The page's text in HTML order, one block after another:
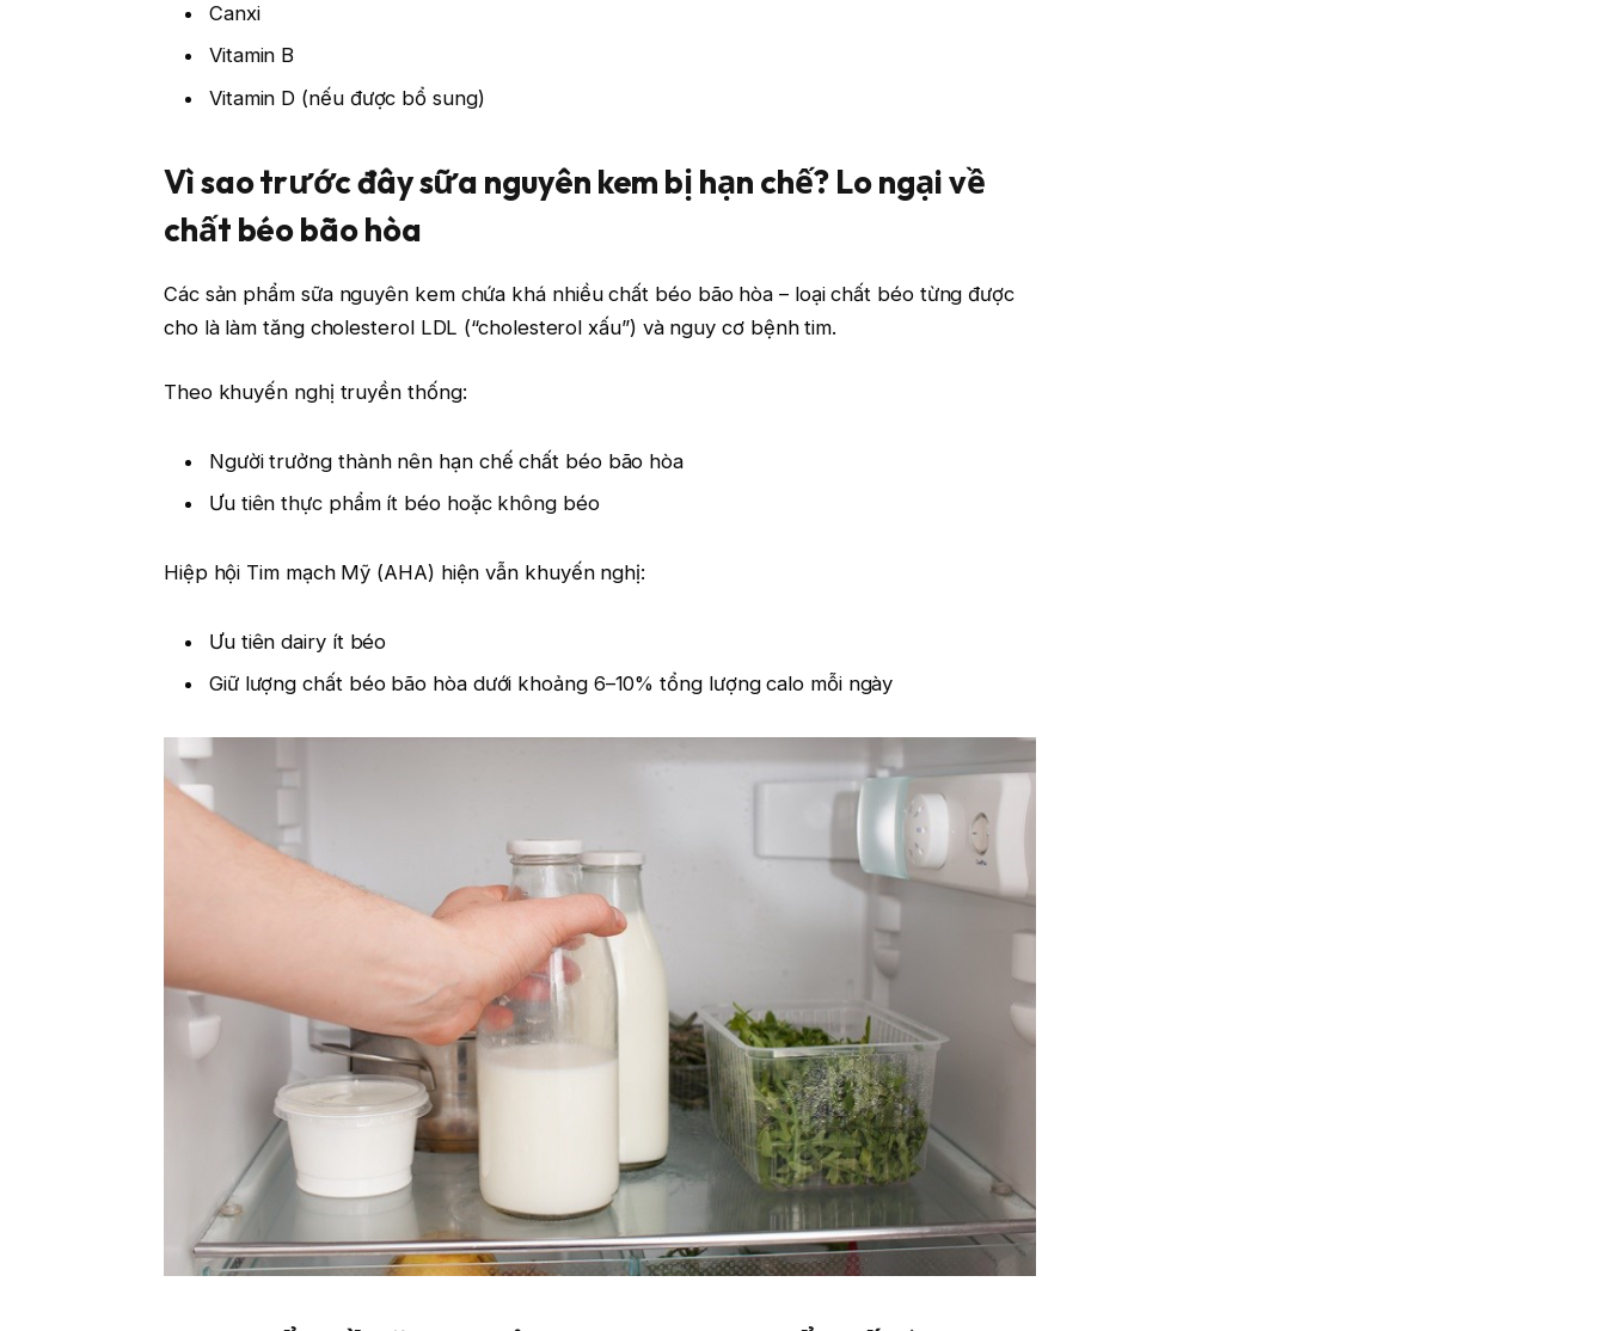
Canxi
Vitamin B
Vitamin D (nếu được bổ sung)
Vì sao trước đây sữa nguyên kem bị hạn chế? Lo ngại về
chất béo bão hòa
Các sản phẩm sữa nguyên kem chứa khá nhiều chất béo bão hòa – loại chất béo từng được
cho là làm tăng cholesterol LDL (“cholesterol xấu”) và nguy cơ bệnh tim.
Theo khuyến nghị truyền thống:
Người trưởng thành nên hạn chế chất béo bão hòa
Ưu tiên thực phẩm ít béo hoặc không béo
Hiệp hội Tim mạch Mỹ (AHA) hiện vẫn khuyến nghị:
Ưu tiên dairy ít béo
Giữ lượng chất béo bão hòa dưới khoảng 6–10% tổng lượng calo mỗi ngày